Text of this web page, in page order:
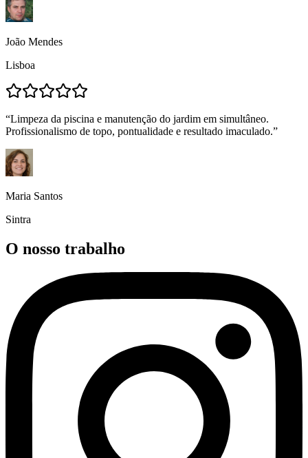
João Mendes
Lisboa
“Limpeza da piscina e manutenção do jardim em simultâneo.
Profissionalismo de topo, pontualidade e resultado imaculado.”
Maria Santos
Sintra
O nosso trabalho